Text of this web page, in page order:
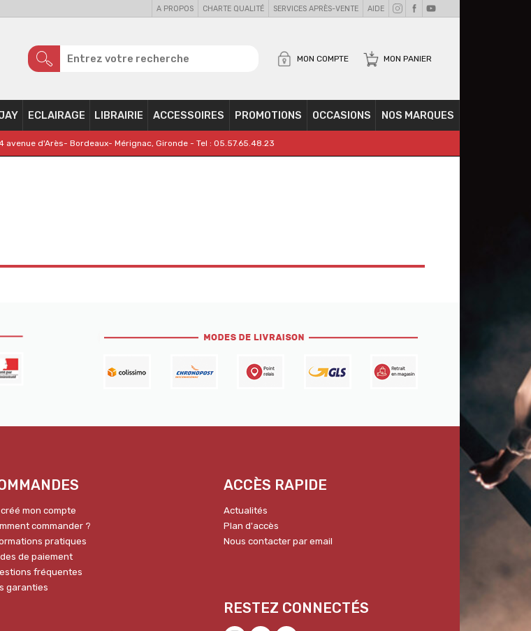
A PROPOS CHARTE QUALITÉ SERVICES APRÈS-VENTE AIDE
MON PANIER
MON COMPTE
ECLAIRAGE LIBRAIRIE ACCESSOIRES PROMOTIONS OCCASIONS NOS MARQUES
avenue d'Arès- Bordeaux- Mérignac, Gironde - Tel : 05.57.65.48.23
mon compte
commander ?
pratiques
de paiement
fréquentes
garanties
ACCÈS RAPIDE
Actualités
Plan d'accès
Nous contacter par email